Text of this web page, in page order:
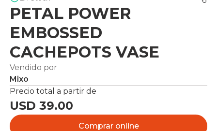
PETAL POWER
EMBOSSED
CACHEPOTS VASE
Vendido por
Mixo
Precio total a partir de
USD 39.00
Comprar online